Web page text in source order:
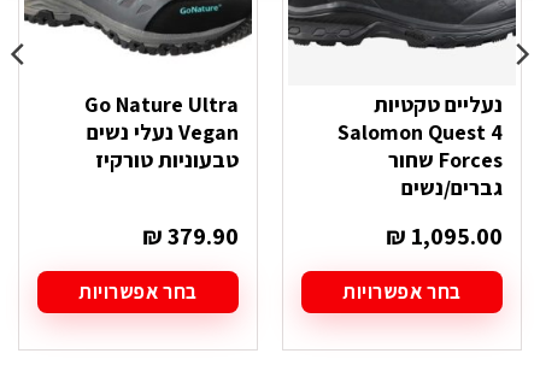
נעליים טקטיות
Salomon Quest 4
Forces שחור
גברים/נשים
₪ 1,095.00
בחר אפשרויות
זה
Go Nature Ultra
Vegan נעלי נשים
טבעוניות טורקיז
₪379.90
בחר אפשרויות
זה